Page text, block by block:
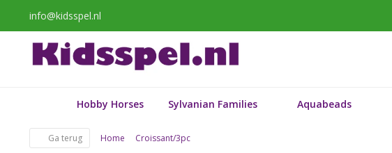
info@kidsspel.nl
Hobby Horses Sylvanian Families Aquabeads
Ga terug Home Croissant/3pc